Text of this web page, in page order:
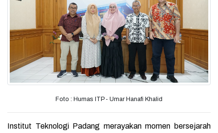
Foto : Humas ITP - Umar Hanafi Khalid
Institut Teknologi Padang merayakan momen bersejarah